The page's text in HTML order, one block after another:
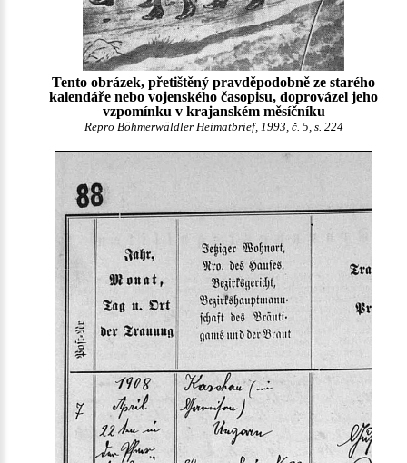
Tento obrázek, přetištěný pravděpodobně ze starého
kalendáře nebo vojenského časopisu, doprovázel jeho
vzpomínku v krajanském měsíčníku
Repro Böhmerwäldler Heimatbrief, 1993, č. 5, s. 224